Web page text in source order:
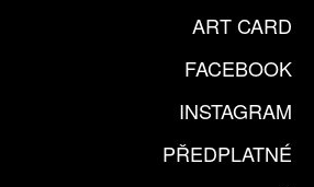
ART CARD
FACEBOOK
INSTAGRAM
PŘEDPLATNÉ